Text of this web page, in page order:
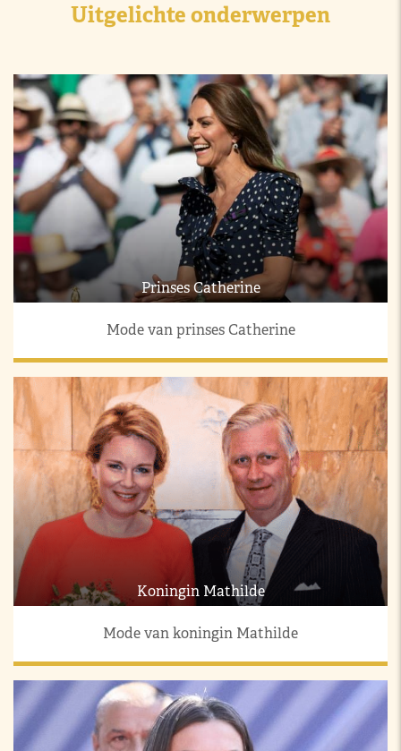
Uitgelichte onderwerpen
Prinses Catherine
Mode van prinses Catherine
Koningin Mathilde
Mode van koningin Mathilde